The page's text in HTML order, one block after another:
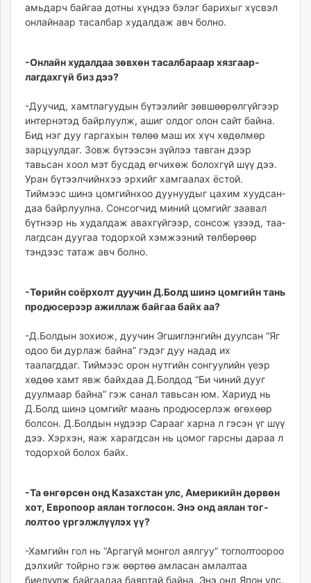
амьдарч байгаа дотны хүндээ бэлэг барихыг хүсвэл
онлайнаар тасалбар худалдаж авч болно.
-Онлайн худалдаа зөв­хөн тасалбараар хязгаар­
лагдахгүй биз дээ?
-Дуучид, хамтлагуудын бүтээлийг зөвшөөрөлгүйгээр
интернэтэд байрлуулж, ашиг олдог олон сайт байна.
Бид нэг дуу гаргахын төлөө маш их хүч хөдөлмөр
зарцуулдаг. Зовж бүтээсэн зүйлээ тавган дээр
тавьсан хоол мэт бусдад өгчихөж болохгүй шүү дээ.
Уран бүтээлчийнхээ эрхийг хамгаалах ёстой.
Тиймээс шинэ цомгийнхоо дуу­нуудыг цахим хууд­сан­
даа байрлуулна. Сонсог­чид миний цомгийг заавал
бүтнээр нь худалдаж авах­гүйгээр, сонсож үзээд, таа­
лагдсан дуугаа тодорхой хэмжээний төлбөрөөр
тэндээс татаж авч болно.
-Төрийн соёрхолт дуучин Д.Болд шинэ цомгийн тань
продюсерээр ажиллаж бай­гаа байх аа?
-Д.Болдын зохиож, дуу­чин Эгшиглэнгийн дуулсан “Яг
одоо би дурлаж байна” гэдэг дуу надад их
таалагддаг. Тиймээс орон нутгийн сонгуулийн үеэр
хөдөө хамт явж байхдаа Д.Болдод “Би чиний дууг
дуулмаар байна” гэж санал тавьсан юм. Хариуд нь
Д.Болд шинэ цомгийг маань продюсерлэж өгөхөөр
болсон. Д.Болдын нүдээр Сарааг харна л гэсэн үг шүү
дээ. Хэрхэн, яаж харагдсан нь цомог гарсны дараа л
то­дорхой болох байх.
-Та өнгөрсөн онд Ка­захстан улс, Америкийн дөр­вөн
хот, Европоор аялан тоглосон. Энэ онд аялан тог­
лолтоо үргэлжлүүлэх үү?
-Хамгийн гол нь “Аргагүй монгол аялгуу” тоглолтоороо
дэлхийг тойрно гэж өөртөө амласан амлалтаа
биелүүлж байгаадаа баяртай байна. Энэ онд Япон улс,